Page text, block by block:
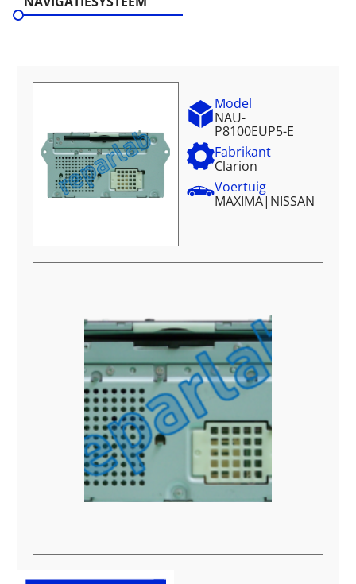
Model
NAU-
P8100EUP5-E
Fabrikant
Clarion
Voertuig
MAXIMA| NISSAN